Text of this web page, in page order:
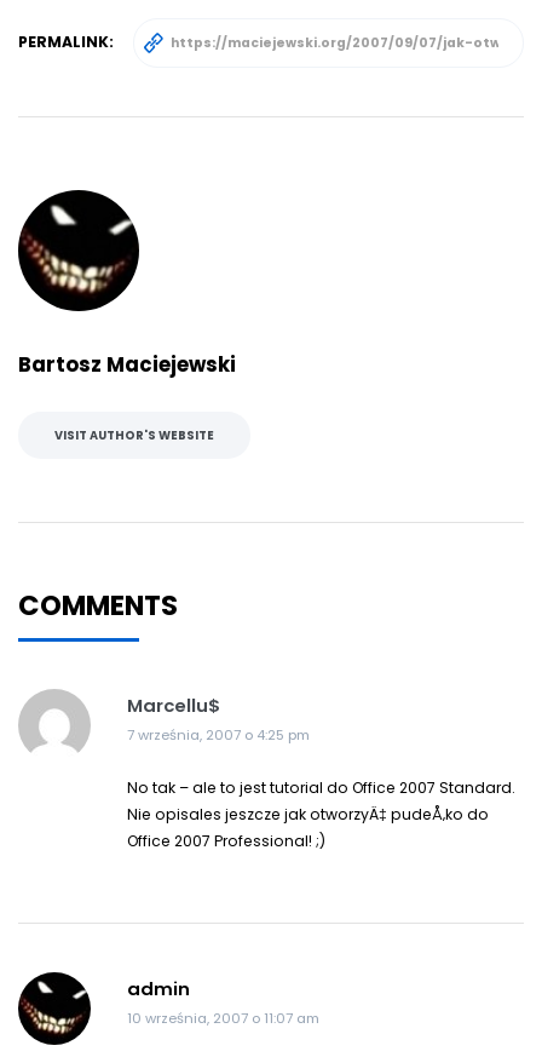
PERMALINK:
Bartosz Maciejewski
VISIT AUTHOR'S WEBSITE
COMMENTS
Marcellu$
7 września, 2007 o 4:25 pm
No tak – ale to jest tutorial do Office 2007 Standard.
Nie opisales jeszcze jak otworzyÄ‡ pudeÅ‚ko do
Office 2007 Professional! ;)
admin
10 września, 2007 o 11:07 am